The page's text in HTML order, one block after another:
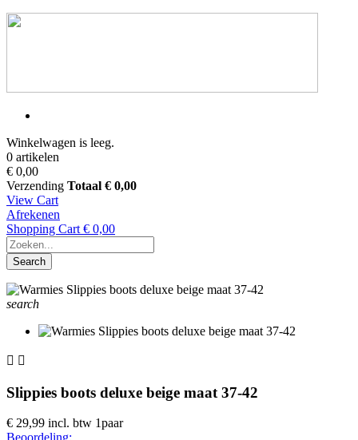
Winkelwagen is leeg.
0 artikelen
€ 0,00
Verzending Totaal € 0,00
View Cart
Afrekenen
Shopping Cart € 0,00
Search
search
 
Slippies boots deluxe beige maat 37-42
€ 29,99 incl. btw 1paar